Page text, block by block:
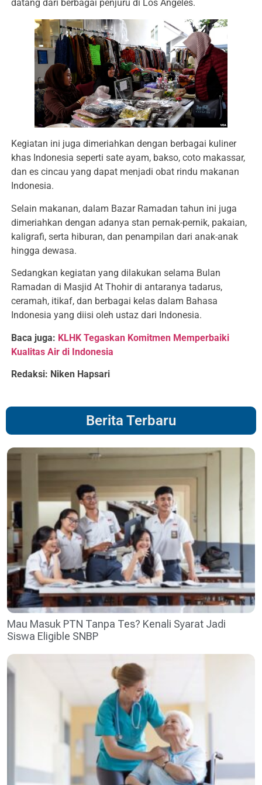
datang dari berbagai penjuru di Los Angeles.
Kegiatan ini juga dimeriahkan dengan berbagai kuliner
khas Indonesia seperti sate ayam, bakso, coto makassar,
dan es cincau yang dapat menjadi obat rindu makanan
Indonesia.
Selain makanan, dalam Bazar Ramadan tahun ini juga
dimeriahkan dengan adanya stan pernak-pernik, pakaian,
kaligrafi, serta hiburan, dan penampilan dari anak-anak
hingga dewasa.
Sedangkan kegiatan yang dilakukan selama Bulan
Ramadan di Masjid At Thohir di antaranya tadarus,
ceramah, itikaf, dan berbagai kelas dalam Bahasa
Indonesia yang diisi oleh ustaz dari Indonesia.
Baca juga: KLHK Tegaskan Komitmen Memperbaiki
Kualitas Air di Indonesia
Redaksi: Niken Hapsari
Berita Terbaru
Mau Masuk PTN Tanpa Tes? Kenali Syarat Jadi
Siswa Eligible SNBP